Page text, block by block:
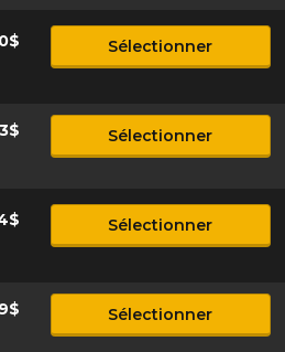
Sélectionner
Sélectionner
Sélectionner
Sélectionner